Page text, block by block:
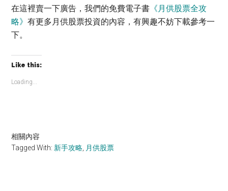
在這裡賣一下廣告，我們的免費電子書 《月供股票全攻
略》有更多月供股票投資的內容，有興趣不妨下載參考一
下。
Like this:
Loading...
相關內容
Tagged With: 新手攻略 月供股票